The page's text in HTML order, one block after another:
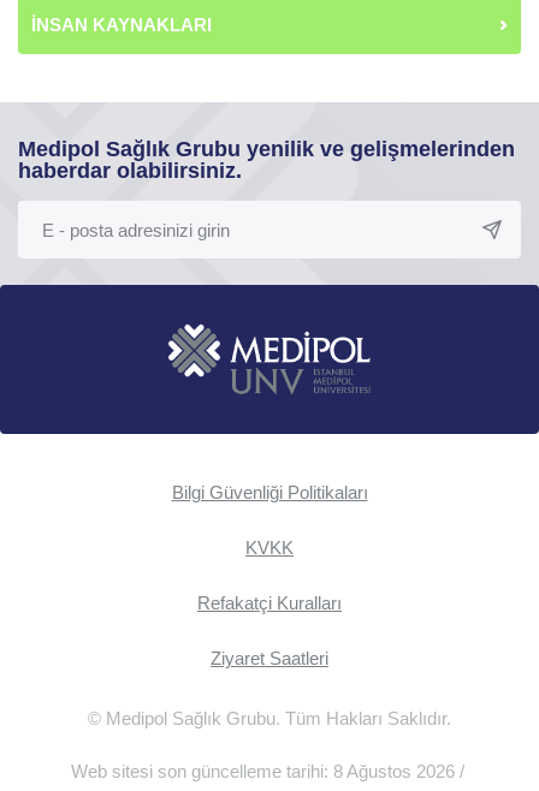
İNSAN KAYNAKLARI
Medipol Sağlık Grubu yenilik ve gelişmelerinden
haberdar olabilirsiniz.
Bilgi Güvenliği Politikaları
KVKK
Refakatçi Kuralları
Ziyaret Saatleri
© Medipol Sağlık Grubu. Tüm Hakları Saklıdır.
Web sitesi son güncelleme tarihi: 8 Ağustos 2026 /